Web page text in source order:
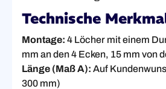
Technische
Montage: 4 Löcher mit einem
mm an den 4 Ecken, 15 mm von
Länge (Maß A): Auf
300 mm)